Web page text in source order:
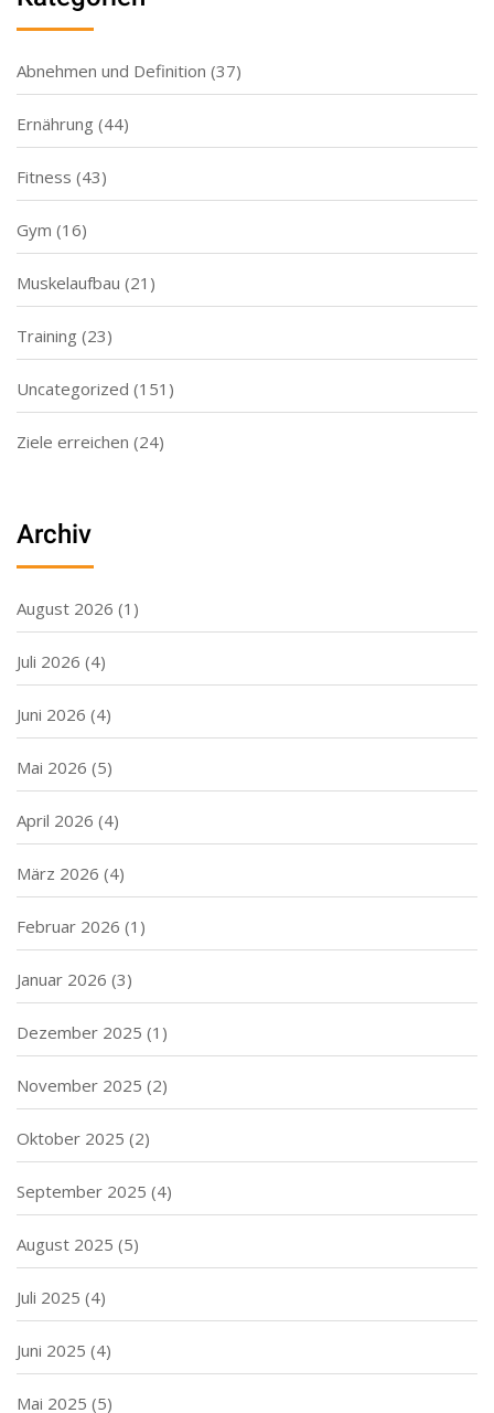
Abnehmen und Definition (37)
Ernährung (44)
Fitness (43)
Gym (16)
Muskelaufbau (21)
Training (23)
Uncategorized (151)
Ziele erreichen (24)
Archiv
August 2026 (1)
Juli 2026 (4)
Juni 2026 (4)
Mai 2026 (5)
April 2026 (4)
März 2026 (4)
Februar 2026 (1)
Januar 2026 (3)
Dezember 2025 (1)
November 2025 (2)
Oktober 2025 (2)
September 2025 (4)
August 2025 (5)
Juli 2025 (4)
Juni 2025 (4)
Mai 2025 (5)